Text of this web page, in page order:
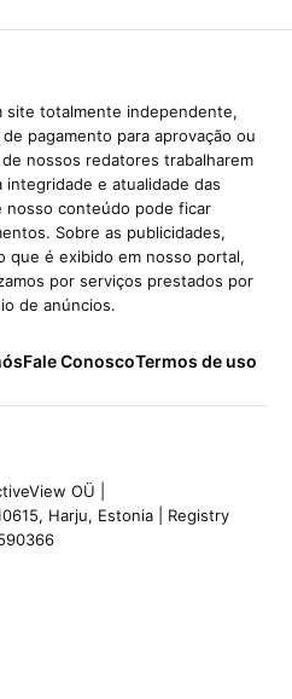
site totalmente independente,
pagamento para aprovação ou
nossos redatores trabalharem
e atualidade das
nosso conteúdo pode ficar
Sobre as publicidades,
que é exibido em nosso portal,
por serviços prestados por
de anúncios.
Fale ConoscoTermos de uso
OÜ |
Harju, Estonia | Registry